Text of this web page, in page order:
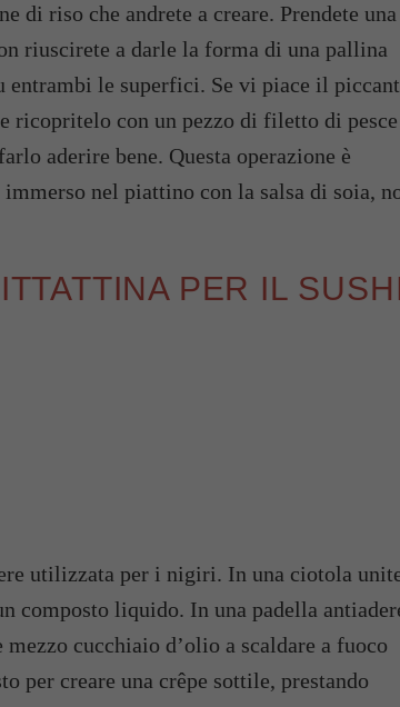
di riso che andrete a creare. Prendete una
riuscirete a darle la forma di una pallina
entrambi le superfici. Se vi piace il
ricopritelo con un pezzo di filetto di pesce
aderire bene. Questa operazione è
nel piattino con la salsa di soia,
PER IL
utilizzata per i nigiri. In una ciotola
composto liquido. In una padella
cucchiaio d’olio a scaldare a fuoco
per creare una crêpe sottile, prestando